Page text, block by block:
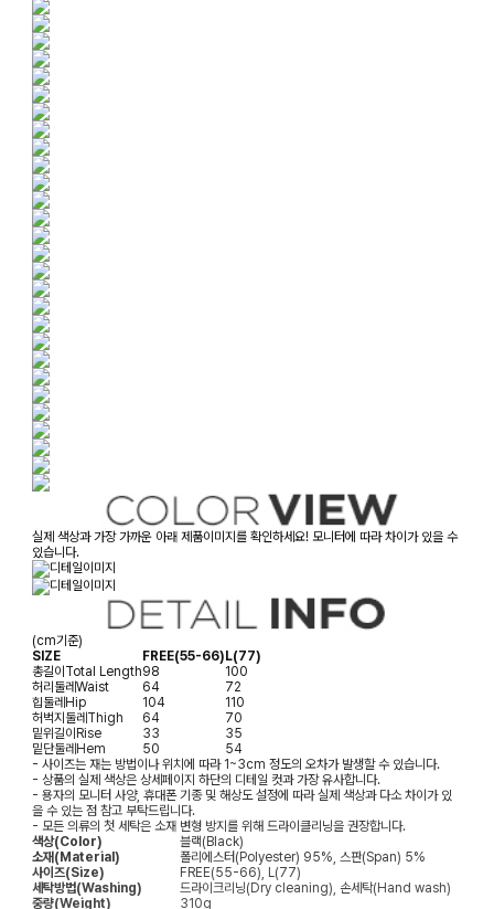
실제 색상과 가장 가까운 아래 제품이미지를 확인하세요! 모니터에 따라 차이가 있을 수
있습니다.
(cm기준)
SIZE
FREE(55-66)L(77)
총길이Total Length98
100
허리둘레Waist 64
72
힙둘레Hip 104
110
허벅지둘레Thigh 64
70
밑위길이Rise 33
35
밑단둘레Hem 50
54
- 사이즈는 재는 방법이나 위치에 따라 1~3cm 정도의 오차가 발생할 수 있습니다.
- 상품의 실제 색상은 상세페이지 하단의 디테일 컷과 가장 유사합니다.
- 용자의 모니터 사양, 휴대폰 기종 및 해상도 설정에 따라 실제 색상과 다소 차이가 있
을 수 있는 점 참고 부탁드립니다.
- 모든 의류의 첫 세탁은 소재 변형 방지를 위해 드라이클리닝을 권장합니다.
색상(Color)
블랙(Black)
소재(Material)
폴리에스터(Polyester) 95%, 스판(Span) 5%
사이즈(Size)
FREE(55-66), L(77)
세탁방법(Washing)
드라이크리닝(Dry cleaning), 손세탁(Hand wash)
중량(Weight)
310g